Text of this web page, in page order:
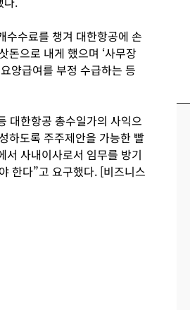
수수료를 챙겨 대한항공에 손
돈으로 내게 했으며 ‘사무장
양급여를 부정 수급하는 등
대한항공 총수일가의 사익으
하도록 주주제안을 가능한 빨
서 사내이사로서 임무를 방기
한다”고 요구했다. [비즈니스